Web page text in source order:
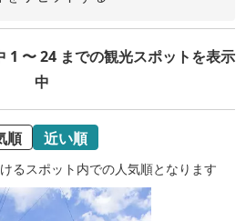
1 〜 24 までの観光スポットを表示
中
順 近い順
るスポット内での人気順となります